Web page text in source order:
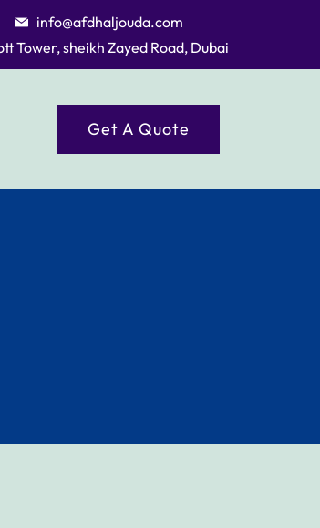
info@afdhaljouda.com
Tower, sheikh Zayed Road, Dubai
Get A Quote